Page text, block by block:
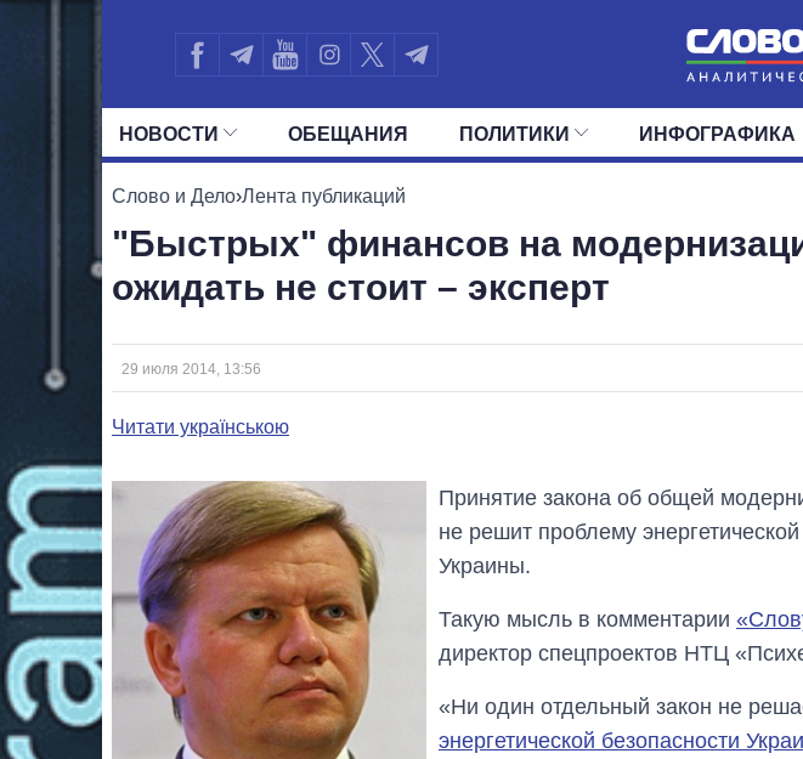
НОВОСТИ
ПОЛИТИКА
ОБЕЩАНИЯ ПОЛИТИКИ
ВСЕ ПОЛИТИКИ
ДЕПУТАТЫ
ИНФОГРАФИКА
Слово и Дело›Лента публикаций
"Быстрых" финансов на
ожидать не стоит – эксперт
29 июля 2014, 13:56
Читати українською
Принятие закона об общей
не решит проблему
Украины.
Такую мысль в комментарии
директор спецпроектов НТЦ
«Ни один отдельный закон не
энергетической безопасности